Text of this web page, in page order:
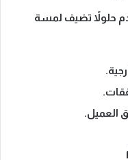
حلولاً تضيف لمسة
العميل.